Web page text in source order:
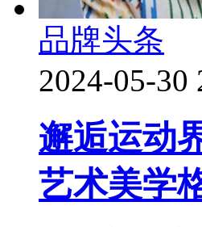
品牌头条
2024-05-30
邂逅运动
艺术美学